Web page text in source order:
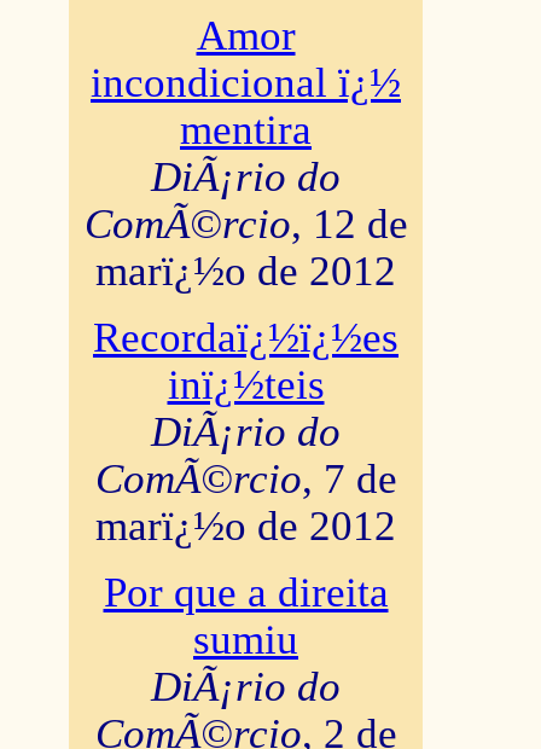
Amor
incondicional ï¿½
mentira
DiÃ¡rio do
ComÃ©rcio, 12 de
marï¿½o de 2012
Recordaï¿½ï¿½es
inï¿½teis
DiÃ¡rio do
ComÃ©rcio, 7 de
marï¿½o de 2012
Por que a direita
sumiu
DiÃ¡rio do
ComÃ©rcio, 2 de